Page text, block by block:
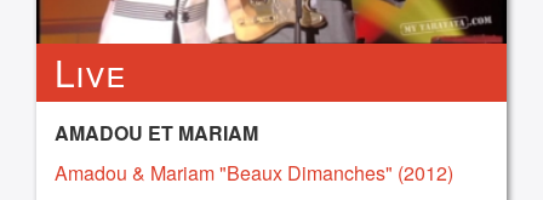
Live
AMADOU ET MARIAM
Amadou & Mariam "Beaux Dimanches" (2012)